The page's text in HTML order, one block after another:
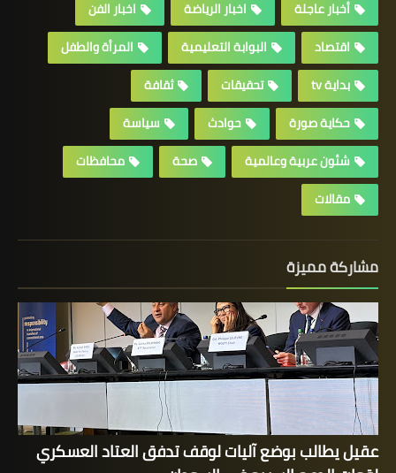
أخبار عاجلة اخبار الرياضة
اخبار الفن
اقتصاد
البوابة التعليمية
المرأة والطفل
بداية tv
تحقيقات
ثقافة
حكاية صورة
حوادث
سياسة
شئون عربية وعالمية
صحة
محافظات
مقالات
مشاركة مميزة
عقيل يطالب بوضع آليات لوقف تدفق العتاد العسكري